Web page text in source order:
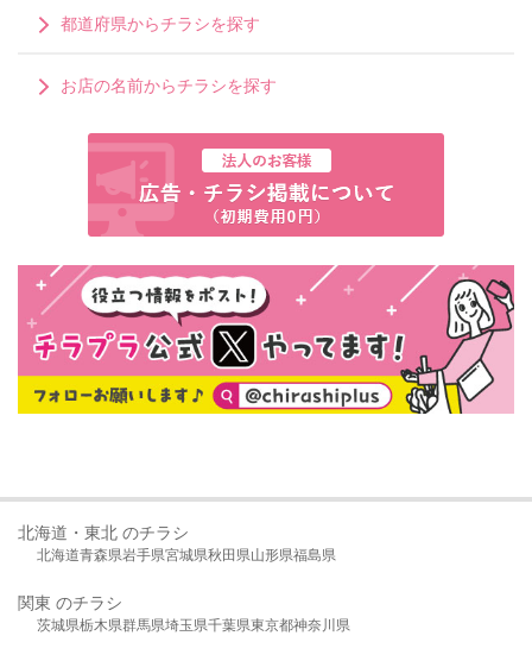
都道府県からチラシを探す
お店の名前からチラシを探す
北海道・東北 のチラシ
北海道青森県岩手県宮城県秋田県山形県福島県
関東 のチラシ
茨城県栃木県群馬県埼玉県千葉県東京都神奈川県